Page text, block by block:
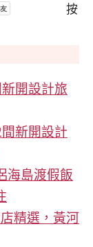
按
開設計旅
新開設計
海島渡假飯
精選，黃河